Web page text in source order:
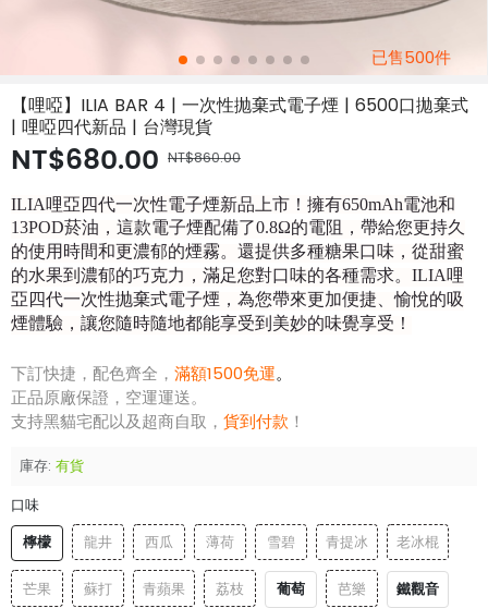
已售500件
【哩啞】ILIA BAR 4 | 一次性抛棄式電子煙 | 6500口拋棄式
| 哩啞四代新品 | 台灣現貨
NT$680.00 NT$860.00
ILIA哩亞四代一次性電子煙新品上市！擁有650mAh電池和
13POD菸油，這款電子煙配備了0.8Ω的電阻，帶給您更持久
的使用時間和更濃郁的煙霧。還提供多種糖果口味，從甜蜜
的水果到濃郁的巧克力，滿足您對口味的各種需求。ILIA哩
亞四代一次性抛棄式電子煙，為您帶來更加便捷、愉悅的吸
煙體驗，讓您隨時隨地都能享受到美妙的味覺享受！
下訂快捷，配色齊全， 滿額1500免運。
正品原廠保證，空運運送。
支持黑貓宅配以及超商自取， 貨到付款 ！
庫存: 有貨
口味
檸檬 龍井 西瓜 薄荷 雪碧 青提冰 老冰棍
芒果 蘇打 青蘋果 荔枝 葡萄 芭樂 鐵觀音